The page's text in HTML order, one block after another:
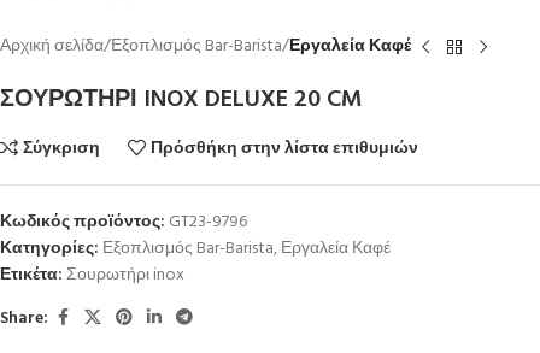
Αρχική σελίδα Εξοπλισμός Bar-Barista Εργαλεία Καφέ
ΣΟΥΡΩΤΗΡΙ INOX DELUXE 20 CM
Σύγκριση Πρόσθήκη στην λίστα επιθυμιών
Κωδικός προϊόντος: GT23-9796
Κατηγορίες: Εξοπλισμός Bar-Barista,Εργαλεία Καφέ
Ετικέτα:Σουρωτήρι inox
Share: